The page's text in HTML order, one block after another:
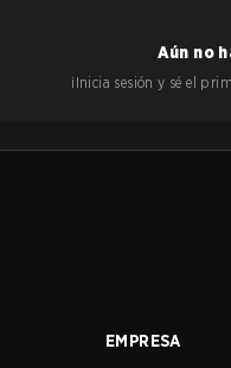
Aún no
¡Inicia sesión y sé el
EMPRESA